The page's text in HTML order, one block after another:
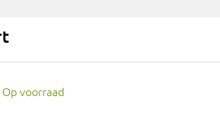
Op voorraad